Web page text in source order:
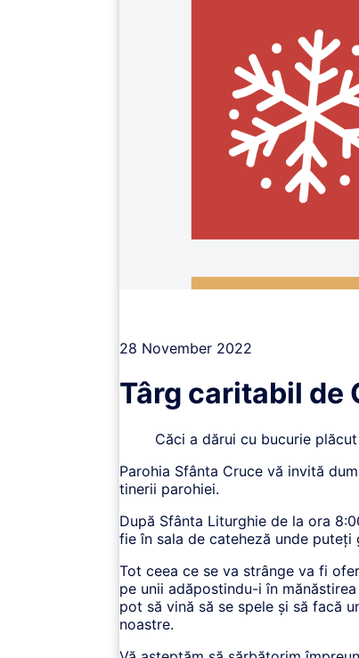
28 November 2022
Târg caritabil de
Căci a dărui cu bucurie
Parohia Sfânta Cruce vă invită
tinerii parohiei.
După Sfânta Liturghie de la ora
fie în sala de cateheză unde
Tot ceea ce se va strânge va fi
pe unii adăpostindu-i în
pot să vină să se spele și să facă
noastre.